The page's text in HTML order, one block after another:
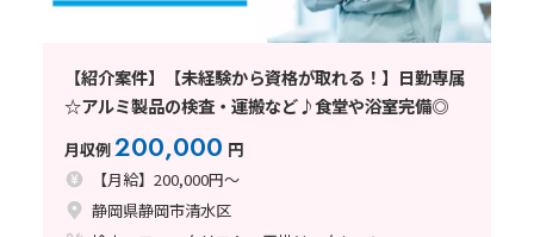
【紹介案件】【未経験から資格が取れる！】日勤専属
☆アルミ製品の検査・運搬など♪食堂や浴室完備◎
月収例200,000 円
【月給】200,000円～
静岡県静岡市清水区